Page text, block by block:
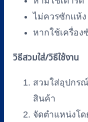
ไม่ควรซักแห้
หากใช้เครื่อ
วิธีสวมใส่/วิธีใช้งาน
สวมใส่อุปกร
สินค้า
จัดตำแหน่งโ